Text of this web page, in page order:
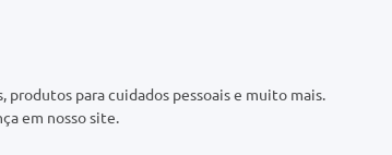
para cuidados pessoais e muito mais.
em nosso site.